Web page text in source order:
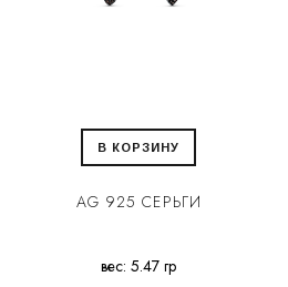
В КОРЗИНУ
AG 925 СЕРЬГИ
вес: 5.47 гр